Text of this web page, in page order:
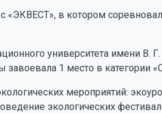
«ЭКВЕСТ», в котором
университета имени В.
1 место в категории
мероприятий:
экологических